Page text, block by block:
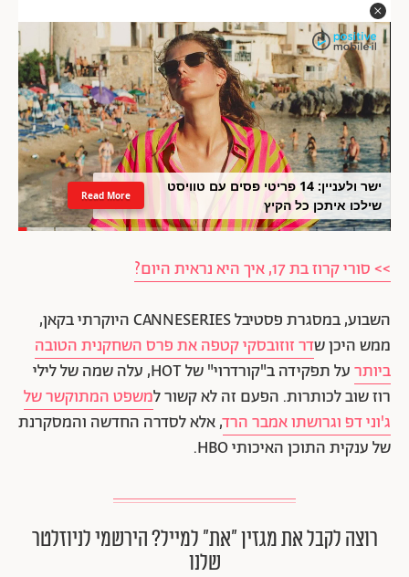
ישר ולעניין: 14 פריטי פסים עם טוויסט
שילכו איתכן כל הקיץ
Read More
>> סורי קרוז בת 17, איך היא נראית היום?
השבוע, במסגרת פסטיבל CANNESERIES היוקרתי בקאן,
ממש היכן שדר זוזובסקי קטפה את פרס השחקנית הטובה
ביותר
על תפקידה ב"קורדרוי" של HOT, עלה שמה של לילי
רוז שוב לכותרות. הפעם זה לא קשור למשפט המתוקשר של
ג'וני דפ וגרושתו אמבר הרד, אלא לסדרה החדשה והמסקרנת
של ענקית התוכן האיכותי HBO.
רוצה לקבל את מגזין ״את״ למייל? הירשמי לניוזלטר
שלנו